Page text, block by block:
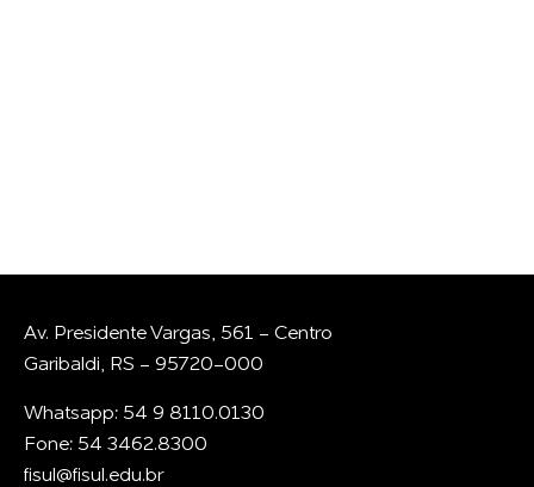
Av. Presidente Vargas, 561 - Centro
Garibaldi, RS - 95720-000
Whatsapp: 54 9 8110.0130
Fone: 54 3462.8300
fisul@fisul.edu.br